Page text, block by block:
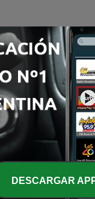
场改写香港乐坛的“双姝
歌坛新生代，林家谦
小队长，卢广仲
间的乌托邦之旅
DESCARGAR